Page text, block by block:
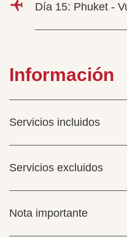
Día 15: Phuket -
Información
Servicios incluidos
Servicios excluidos
Nota importante